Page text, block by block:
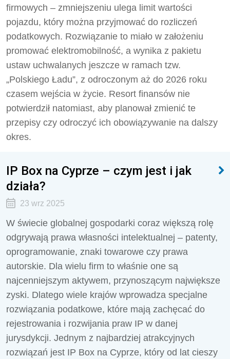
firmowych – zmniejszeniu ulega limit wartości
pojazdu, który można przyjmować do rozliczeń
podatkowych. Rozwiązanie to miało w założeniu
promować elektromobilność, a wynika z pakietu
ustaw uchwalanych jeszcze w ramach tzw.
„Polskiego Ładu”, z odroczonym aż do 2026 roku
czasem wejścia w życie. Resort finansów nie
potwierdził natomiast, aby planował zmienić te
przepisy czy odroczyć ich obowiązywanie na dalszy
okres.
IP Box na Cyprze – czym jest i jak
działa?
23 wrz 2025
W świecie globalnej gospodarki coraz większą rolę
odgrywają prawa własności intelektualnej – patenty,
oprogramowanie, znaki towarowe czy prawa
autorskie. Dla wielu firm to właśnie one są
najcenniejszym aktywem, przynoszącym największe
zyski. Dlatego wiele krajów wprowadza specjalne
rozwiązania podatkowe, które mają zachęcać do
rejestrowania i rozwijania praw IP w danej
jurysdykcji. Jednym z najbardziej atrakcyjnych
rozwiązań jest IP Box na Cyprze, który od lat cieszy